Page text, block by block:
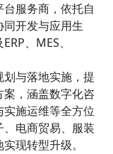
服务商，依托自
开发与应用生
、MES、
与落地实施，提
，涵盖数字化咨
施运维等全方位
电商贸易、服装
现转型升级。